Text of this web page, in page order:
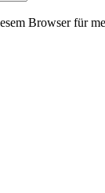
Browser für